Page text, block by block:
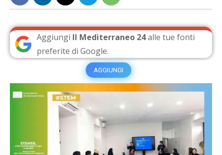
Aggiungi Il Mediterraneo 24alle tue fonti
preferite di Google.
AGGIUNGI